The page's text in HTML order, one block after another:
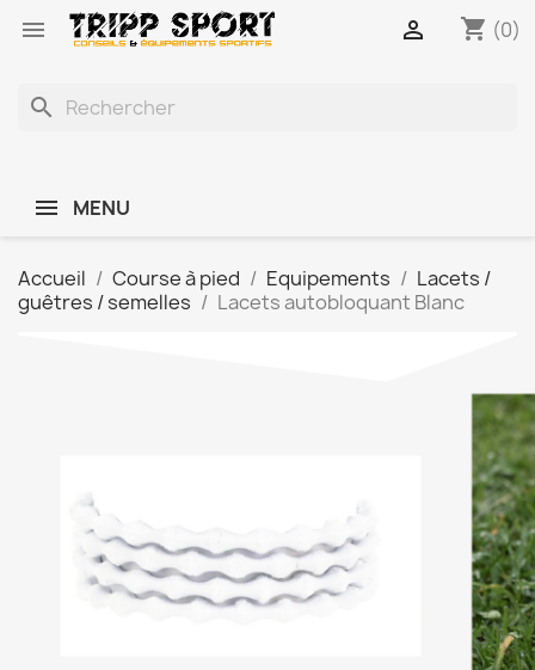
 shopping_cart (0)

search
MENU
Accueil Course à pied Equipements
Lacets /
guêtres / semelles
Lacets autobloquant Blanc